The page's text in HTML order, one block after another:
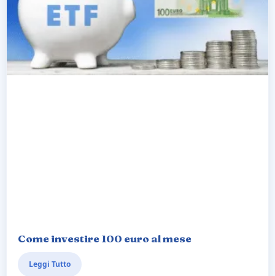
Come investire 100 euro al mese
Leggi Tutto